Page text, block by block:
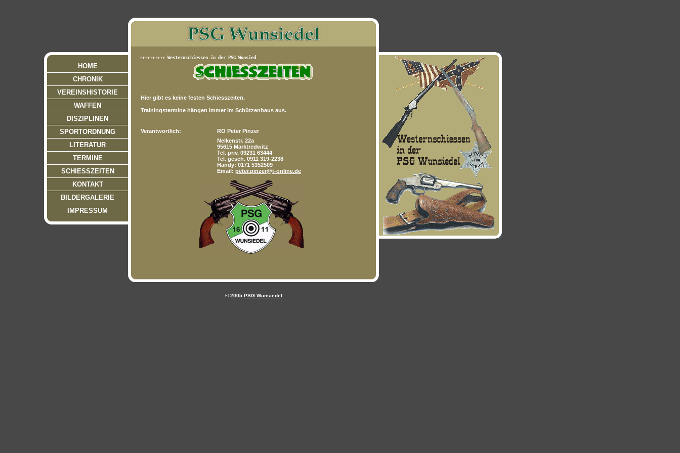
Hier gibt es keine festen Schiesszeiten.
Trainingstermine hängen immer im Schützenhaus aus.
Verantwortlich:
RO Peter Pinzer
Nelkenstr. 22a
95615 Marktredwitz
Tel. priv. 09231 63444
Tel. gesch. 0911 319-2238
Handy: 0171 5352509
Email: peter.pinzer@t-online.de
HOME
CHRONIK
VEREINSHISTORIE
WAFFEN
DISZIPLINEN
SPORTORDNUNG
LITERATUR
TERMINE
SCHIESSZEITEN
KONTAKT
BILDERGALERIE
IMPRESSUM
© 2005 PSG Wunsiedel